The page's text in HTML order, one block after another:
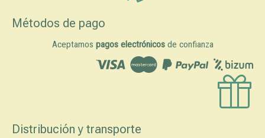
Métodos de pago
Aceptamos pagos electrónicosde confianza
Distribución y transporte